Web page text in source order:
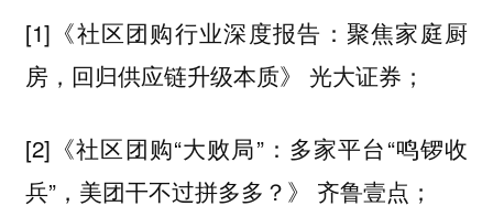
[1]《社区团购行业深度报告：聚焦家庭厨
房，回归供应链升级本质》 光大证券；
[2]《社区团购“大败局”：多家平台“鸣锣收
兵”，美团干不过拼多多？》 齐鲁壹点；